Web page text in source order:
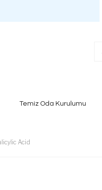
Temiz Oda Kurulumu
Acid